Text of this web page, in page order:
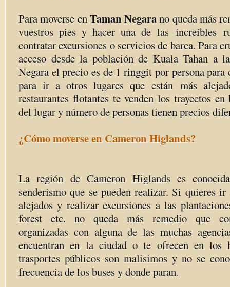
Para moverse enTaman Negarano queda más
vuestros pies y hacer una de las increíbles
contratar excursiones o servicios de barca. Para
acceso desde la población de Kuala Tahan a
Negara el precio es de 1 ringgit por persona
para ir a otros lugares queestán más
restaurantes flotantes te venden los trayectos en
del lugar y número de personas tienen precios
¿Cómo moverse en Cameron Higlands?
La región de Cameron Higlands es
senderismo que se pueden realizar. Si quieres
alejados y realizar excursiones a las
forest etc. no queda más remedio que
organizadas con alguna de las muchas
encuentran en la ciudad o te ofrecen en los
trasportes públicos son malisimos y no se
frecuencia de los buses y donde paran.